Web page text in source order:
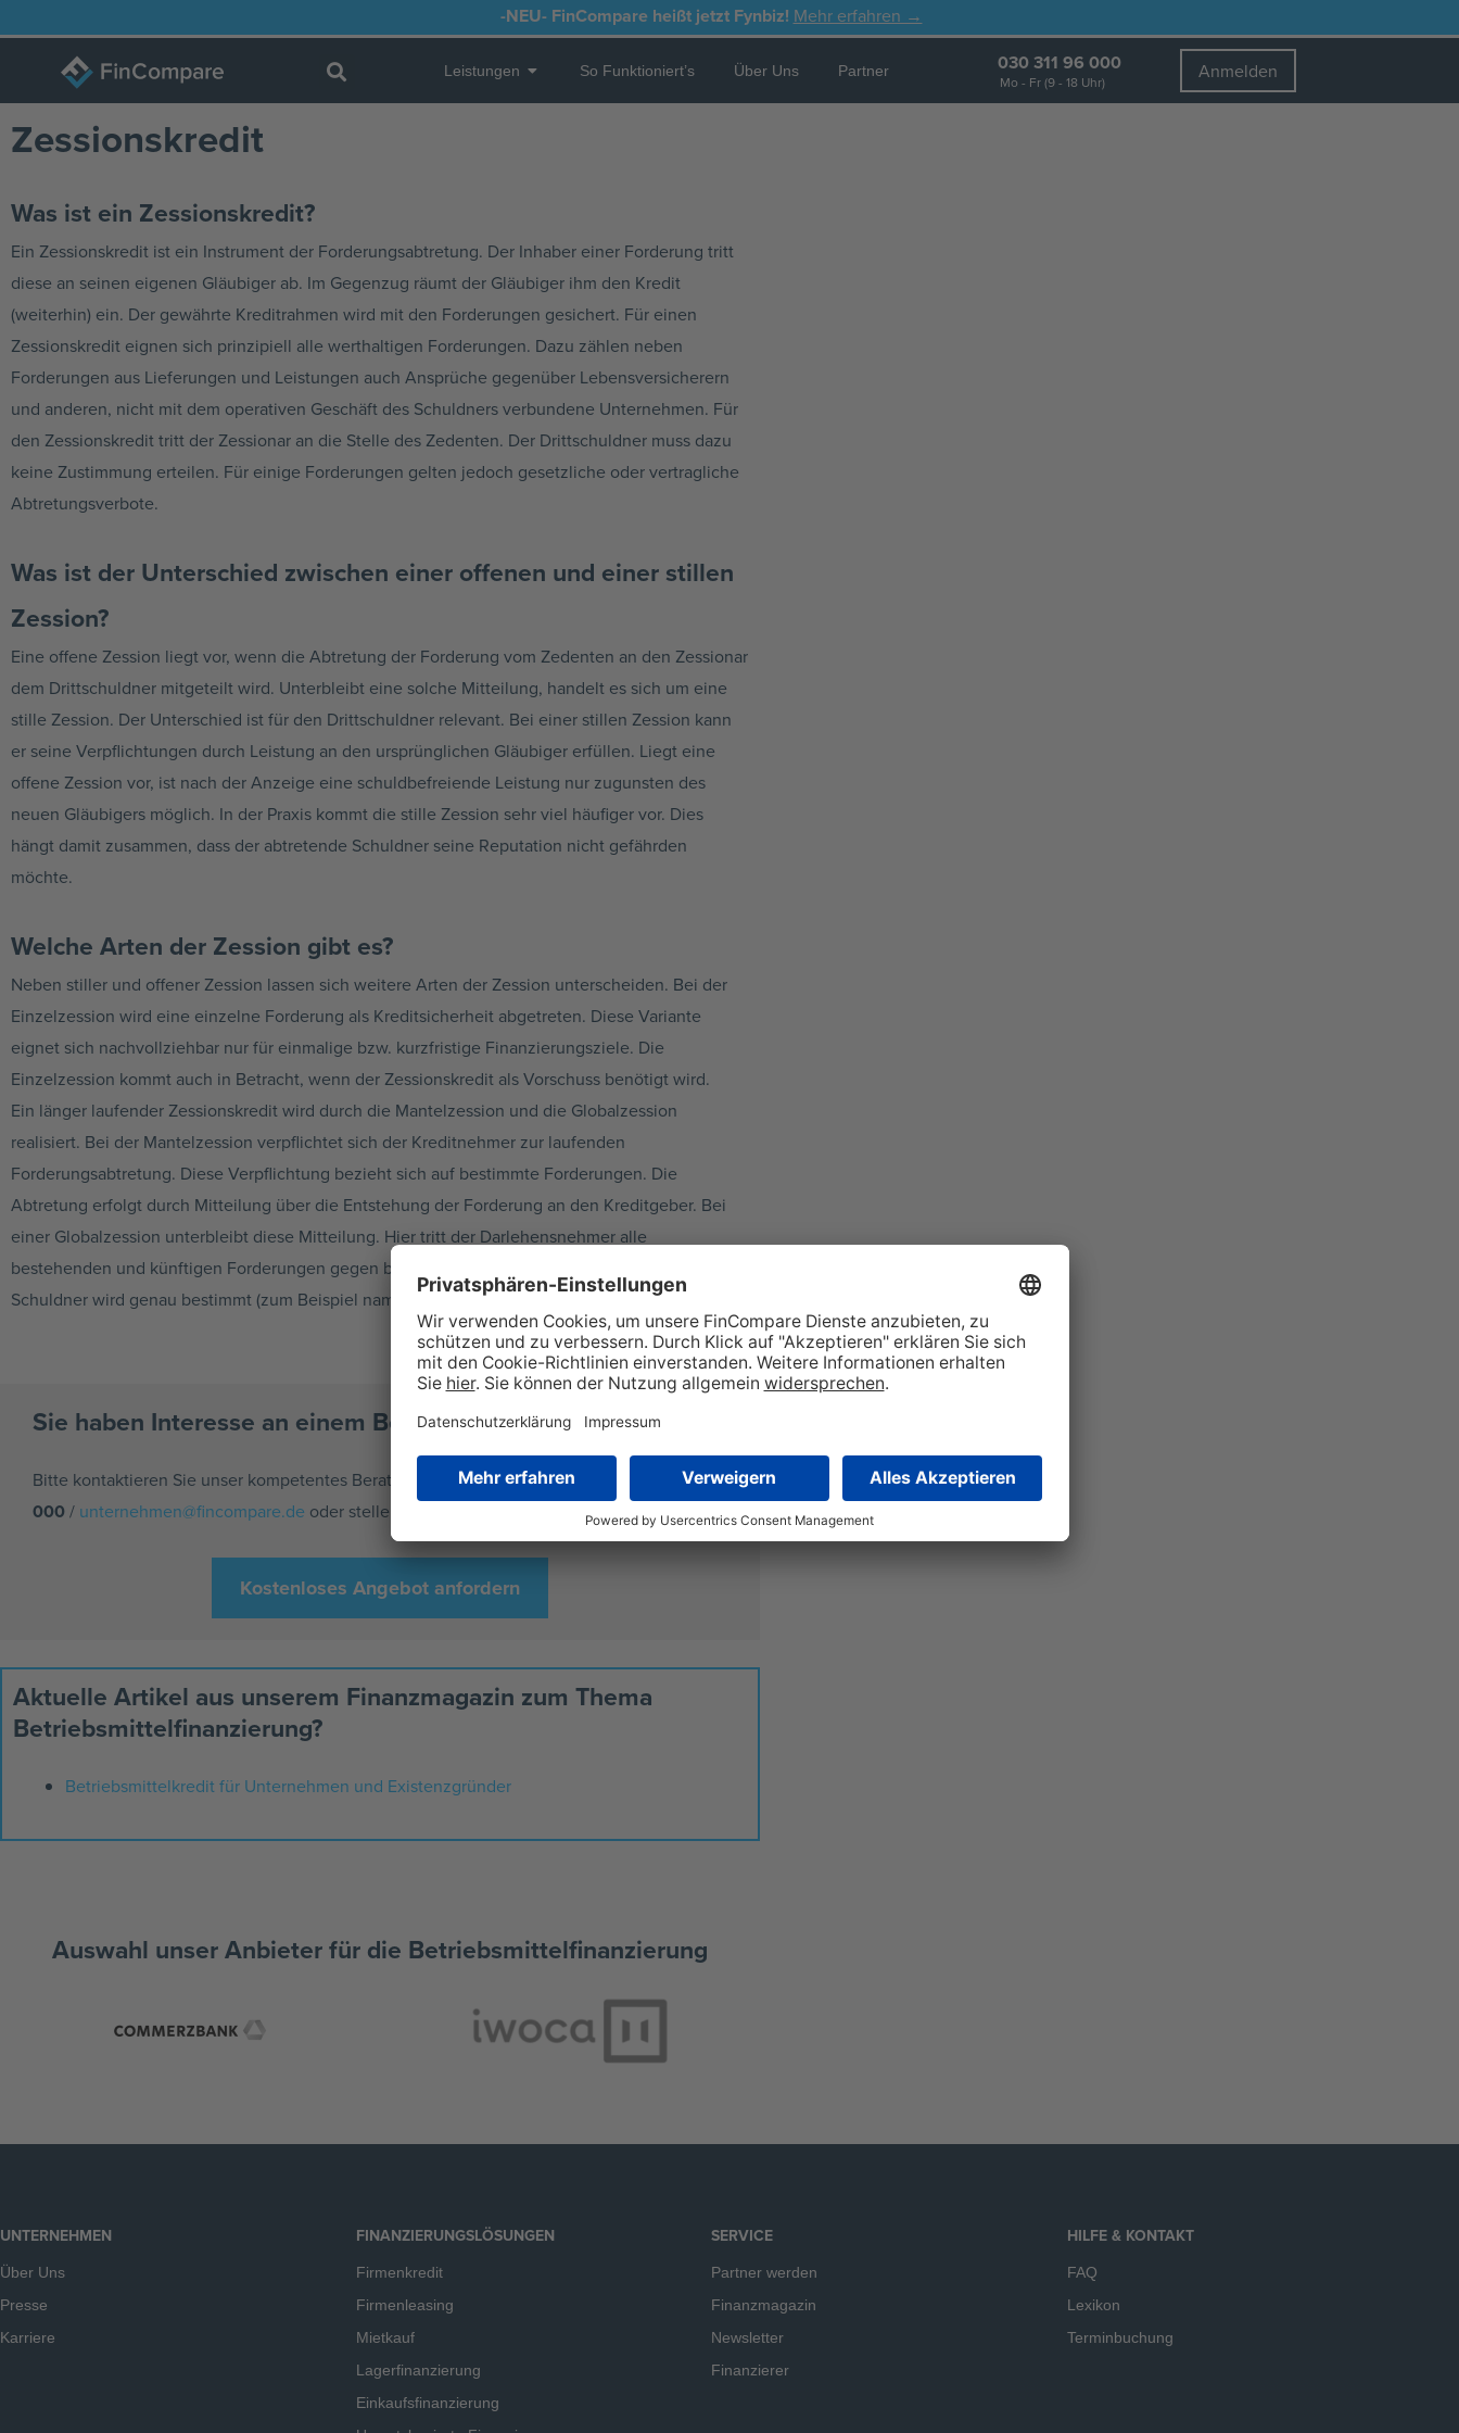
springen
-NEU-FinCompare heißt jetzt Fynbiz! Mehr erfahren →
Leistungen Open Leistungen
So Funktioniert’s Über Uns Partner 030 311 96 000
Mo - Fr (9 - 18 Uhr) Anmelden
Zessionskredit
Was ist ein Zessionskredit?
Ein Zessionskredit ist ein Instrument der Forderungsabtretung. Der Inhaber einer Forderung tritt
diese an seinen eigenen Gläubiger ab. Im Gegenzug räumt der Gläubiger ihm den Kredit
(weiterhin) ein. Der gewährte Kreditrahmen wird mit den Forderungen gesichert. Für einen
Zessionskredit eignen sich prinzipiell alle werthaltigen Forderungen. Dazu zählen neben
Forderungen aus Lieferungen und Leistungen auch Ansprüche gegenüber Lebensversicherern
und anderen, nicht mit dem operativen Geschäft des Schuldners verbundene Unternehmen. Für
den Zessionskredit tritt der Zessionar an die Stelle des Zedenten. Der Drittschuldner muss dazu
keine Zustimmung erteilen. Für einige Forderungen gelten jedoch gesetzliche oder vertragliche
Abtretungsverbote.
Was ist der Unterschied zwischen einer offenen und einer stillen
Zession?
Eine offene Zession liegt vor, wenn die Abtretung der Forderung vom Zedenten an den Zessionar
dem Drittschuldner mitgeteilt wird. Unterbleibt eine solche Mitteilung, handelt es sich um eine
stille Zession. Der Unterschied ist für den Drittschuldner relevant. Bei einer stillen Zession kann
er seine Verpflichtungen durch Leistung an den ursprünglichen Gläubiger erfüllen. Liegt eine
offene Zession vor, ist nach der Anzeige eine schuldbefreiende Leistung nur zugunsten des
neuen Gläubigers möglich. In der Praxis kommt die stille Zession sehr viel häufiger vor. Dies
hängt damit zusammen, dass der abtretende Schuldner seine Reputation nicht gefährden
möchte.
Welche Arten der Zession gibt es?
Neben stiller und offener Zession lassen sich weitere Arten der Zession unterscheiden. Bei der
Einzelzession wird eine einzelne Forderung als Kreditsicherheit abgetreten. Diese Variante
eignet sich nachvollziehbar nur für einmalige bzw. kurzfristige Finanzierungsziele. Die
Einzelzession kommt auch in Betracht, wenn der Zessionskredit als Vorschuss benötigt wird.
Ein länger laufender Zessionskredit wird durch die Mantelzession und die Globalzession
realisiert. Bei der Mantelzession verpflichtet sich der Kreditnehmer zur laufenden
Forderungsabtretung. Diese Verpflichtung bezieht sich auf bestimmte Forderungen. Die
Abtretung erfolgt durch Mitteilung über die Entstehung der Forderung an den Kreditgeber. Bei
einer Globalzession unterbleibt diese Mitteilung. Hier tritt der Darlehensnehmer alle
bestehenden und künftigen Forderungen gegen bestimmte Schuldner ab. Der Kreis dieser
Schuldner wird genau bestimmt (zum Beispiel namentlich).
Sie haben Interesse an einem Betriebsmittelkredit?
Bitte kontaktieren Sie unser kompetentes Berater-Team unter030 311 96
000/ unternehmen@fincompare.de oder stellen Sie direkt eine Finanzierungs-Anfrage.
Kostenloses Angebot anfordern
Aktuelle Artikel aus unserem Finanzmagazin zum Thema
Betriebsmittelfinanzierung?
Betriebsmittelkredit für Unternehmen und Existenzgründer
Auswahl unser Anbieter für die Betriebsmittelfinanzierung
UNTERNEHMEN
Über Uns
Presse
Karriere
FINANZIERUNGSLÖSUNGEN
Firmenkredit
Firmenleasing
Mietkauf
Lagerfinanzierung
Einkaufsfinanzierung
SERVICE
Partner werden
Finanzmagazin
Newsletter
Finanzierer
HILFE & KONTAKT
FAQ
Lexikon
Terminbuchung